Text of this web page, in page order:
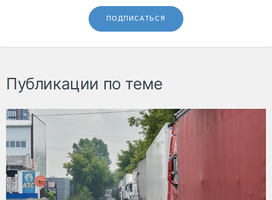
ПОДПИСАТЬСЯ
Публикации по теме